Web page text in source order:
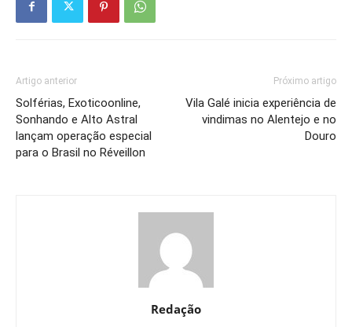
Artigo anterior
Solférias, Exoticoonline,
Sonhando e Alto Astral
lançam operação especial
para o Brasil no Réveillon
Próximo artigo
Vila Galé inicia experiência de
vindimas no Alentejo e no
Douro
Redação